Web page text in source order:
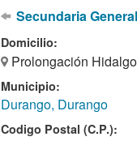
Secundaria General
Domicilio:
Prolongación
Municipio:
Durango, Durango
Codigo Postal (C.P.):